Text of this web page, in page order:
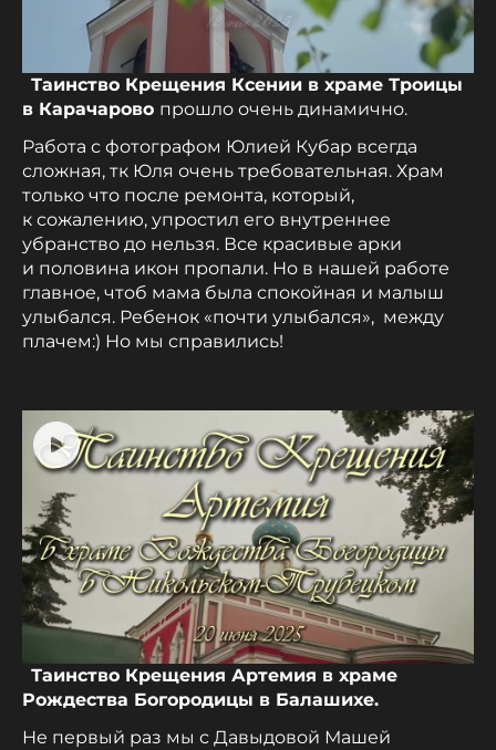
Таинство Крещения Ксении в храме Троицы
в Карачарово прошло очень динамично.
Работа с фотографом Юлией Кубар всегда
сложная, тк Юля очень требовательная. Храм
только что после ремонта, который,
к сожалению, упростил его внутреннее
убранство до нельзя. Все красивые арки
и половина икон пропали. Но в нашей работе
главное, чтоб мама была спокойная и малыш
улыбался. Ребенок «почти улыбался», между
плачем:) Но мы справились!
Таинство Крещения Артемия в храме
Рождества Богородицы в Балашихе.
Не первый раз мы с Давыдовой Машей